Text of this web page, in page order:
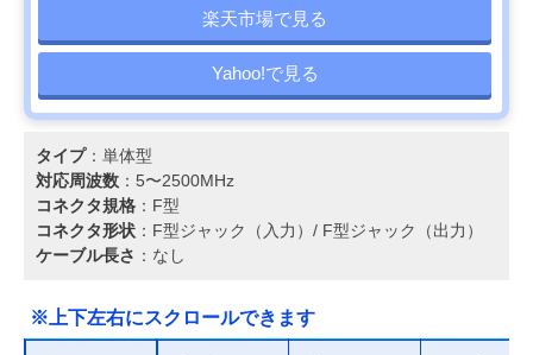
楽天市場で見る
Yahoo!で見る
タイプ：単体型
対応周波数 ：5〜2500MHz
コネクタ規格 ：F型
コネクタ形状 ：F型ジャック（入力）/ F型ジャック（出力）
ケーブル長さ ：なし
※上下左右にスクロールできます